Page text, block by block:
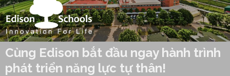
Cùng Edison bắt đầu ngay hành trình
phát triển năng lực tự thân!